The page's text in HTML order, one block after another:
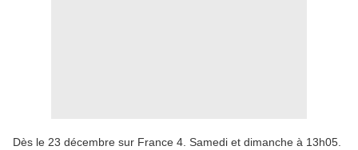
Dès le 23 décembre sur France 4. Samedi et dimanche à 13h05.